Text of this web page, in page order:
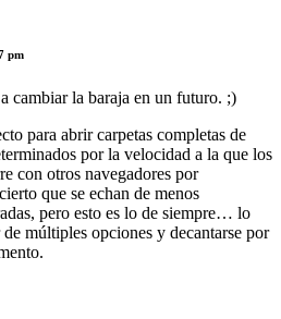
pm
cambiar la baraja en un futuro. ;)
para abrir carpetas completas de
por la velocidad a la que los
con otros navegadores por
que se echan de menos
pero esto es lo de siempre… lo
múltiples opciones y decantarse por